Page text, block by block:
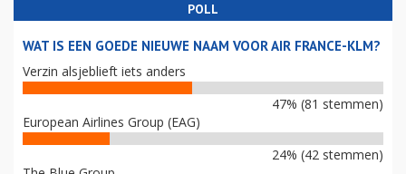
POLL
WAT IS EEN GOEDE NIEUWE NAAM VOOR AIR FRANCE-KLM?
Verzin alsjeblieft iets anders
47% (81 stemmen)
European Airlines Group (EAG)
24% (42 stemmen)